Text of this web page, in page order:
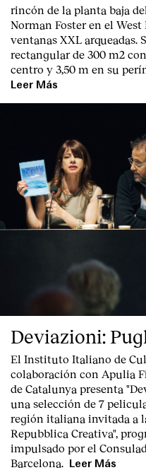
rincón de la planta baja
Norman Foster en el
ventanas XXL arqueadas.
rectangular de 300 m2
centro y 3,50 m en su
Leer Más
Deviazioni:
El Instituto Italiano de
colaboración con Apulia
de Catalunya presenta "
una selección de 7
región italiana invitada a
Repubblica Creativa",
impulsado por el
Barcelona.
Leer Más